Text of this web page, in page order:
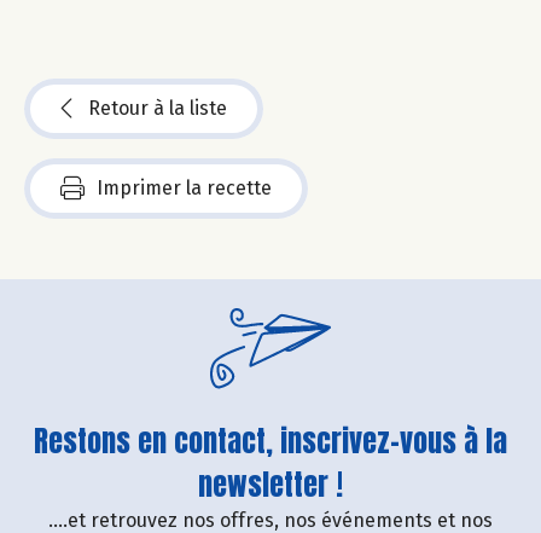
Retour à la liste
Imprimer la recette
Restons en contact, inscrivez-vous à la
newsletter !
....et retrouvez nos offres, nos événements et nos